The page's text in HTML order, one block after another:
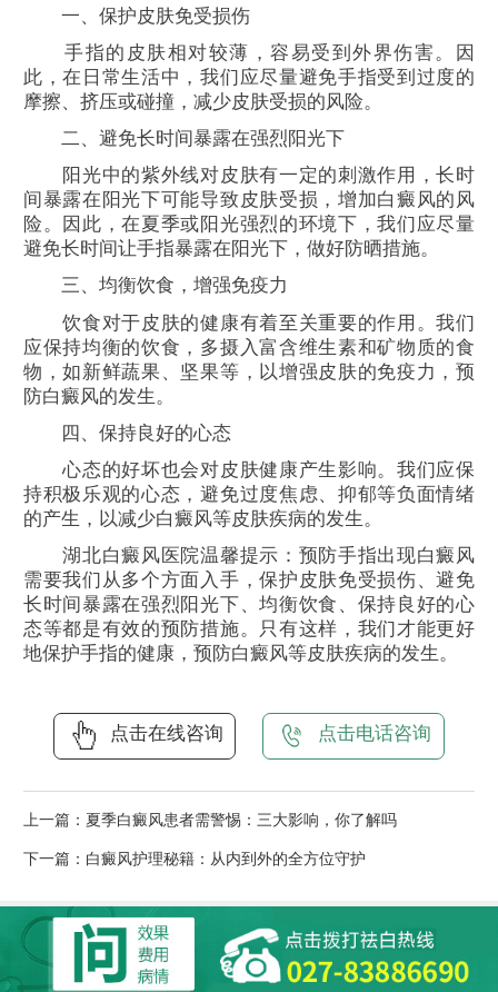
一、保护皮肤免受损伤
手指的皮肤相对较薄，容易受到外界伤害。因
此，在日常生活中，我们应尽量避免手指受到过度的
摩擦、挤压或碰撞，减少皮肤受损的风险。
二、避免长时间暴露在强烈阳光下
阳光中的紫外线对皮肤有一定的刺激作用，长时
间暴露在阳光下可能导致皮肤受损，增加白癜风的风
险。因此，在夏季或阳光强烈的环境下，我们应尽量
避免长时间让手指暴露在阳光下，做好防晒措施。
三、均衡饮食，增强免疫力
饮食对于皮肤的健康有着至关重要的作用。我们
应保持均衡的饮食，多摄入富含维生素和矿物质的食
物，如新鲜蔬果、坚果等，以增强皮肤的免疫力，预
防白癜风的发生。
四、保持良好的心态
心态的好坏也会对皮肤健康产生影响。我们应保
持积极乐观的心态，避免过度焦虑、抑郁等负面情绪
的产生，以减少白癜风等皮肤疾病的发生。
湖北白癜风医院温馨提示：预防手指出现白癜风
需要我们从多个方面入手，保护皮肤免受损伤、避免
长时间暴露在强烈阳光下、均衡饮食、保持良好的心
态等都是有效的预防措施。只有这样，我们才能更好
地保护手指的健康，预防白癜风等皮肤疾病的发生。
点击在线咨询 点击电话咨询
上一篇： 夏季白癜风患者需警惕：三大影响，你了解吗
下一篇： 白癜风护理秘籍：从内到外的全方位守护